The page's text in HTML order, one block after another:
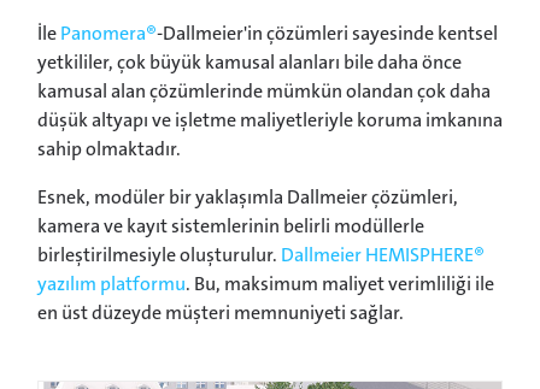
İlePanomera®-Dallmeier'in çözümleri sayesinde kentsel
yetkililer, çok büyük kamusal alanları bile daha önce
kamusal alan çözümlerinde mümkün olandan çok daha
düşük altyapı ve işletme maliyetleriyle koruma imkanına
sahip olmaktadır.
Esnek, modüler bir yaklaşımla Dallmeier çözümleri,
kamera ve kayıt sistemlerinin belirli modüllerle
birleştirilmesiyle oluşturulur. Dallmeier HEMISPHERE®
yazılım platformu. Bu, maksimum maliyet verimliliği ile
en üst düzeyde müşteri memnuniyeti sağlar.